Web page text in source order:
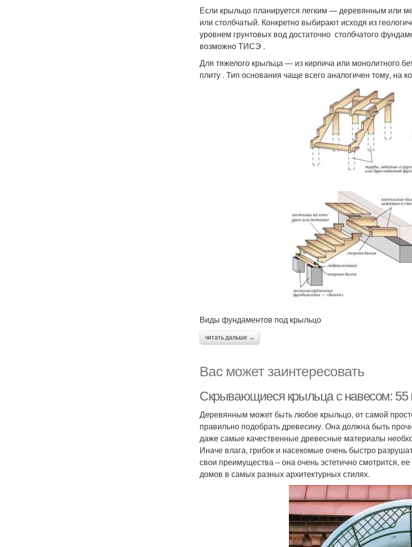
Если крыльцо планируется легким — деревянным или
или столбчатый. Конкретно выбирают исходя из
уровнем грунтовых вод достаточно столбчатого
возможно ТИСЭ .
Для тяжелого крыльца — из кирпича или монолитного
плиту . Тип основания чаще всего аналогичен тому, на
Виды фундаментов под крыльцо
читать дальше →
Вас может заинтересовать
Скрывающиеся крыльца с навесом:
Деревянным может быть любое крыльцо, от самой
правильно подобрать древесину. Она должна быть
даже самые качественные древесные материалы
Иначе влага, грибок и насекомые очень быстро
свои преимущества – она очень эстетично смотрится,
домов в самых разных архитектурных стилях.